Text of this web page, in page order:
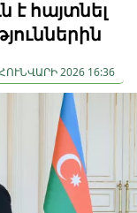
է հայտնել
2026 16:36